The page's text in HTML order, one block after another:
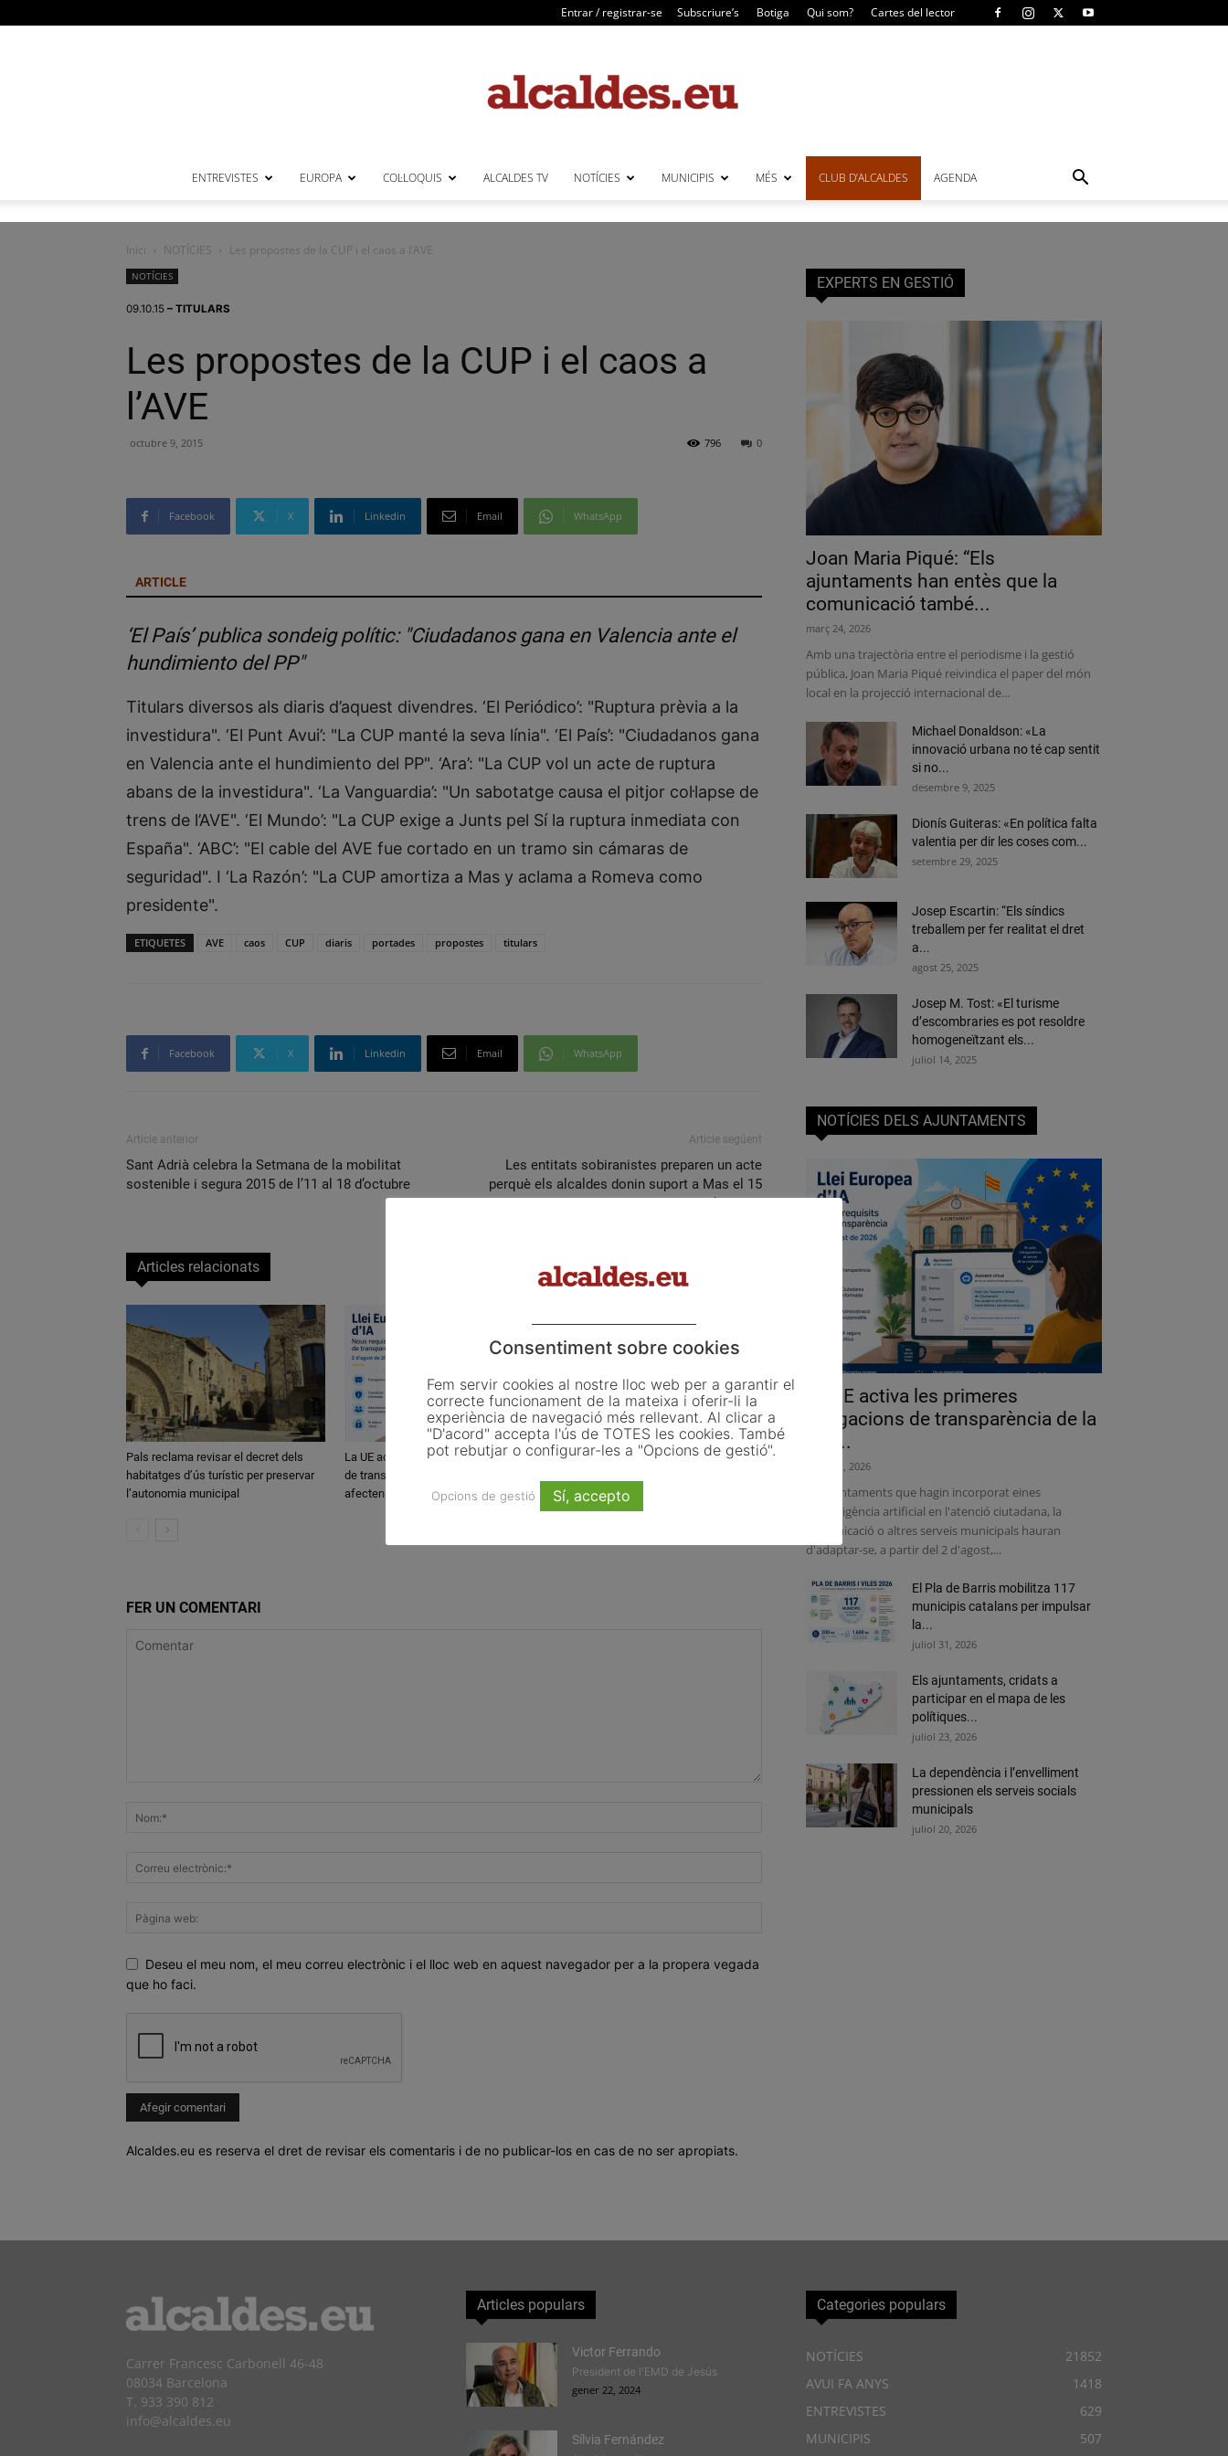
Entrar / registrar-se Subscriure’s Botiga Qui som? Cartes del lector
ENTREVISTES EUROPA COL·LOQUIS ALCALDES TV NOTÍCIES MUNICIPIS MÉS CLUB D’ALCALDES AGENDA
Inici NOTÍCIES Les propostes de la CUP i el caos a l’AVE
NOTÍCIES
09.10.15 – TITULARS
Les propostes de la CUP i el caos a
l’AVE
octubre 9, 2015 0
796
Facebook X Linkedin Email WhatsApp
ARTICLE
‘El País’ publica sondeig polític: "Ciudadanos gana en Valencia ante el
hundimiento del PP"
Titulars diversos als diaris d’aquest divendres. ‘El Periódico’: "Ruptura prèvia a la
investidura". ‘El Punt Avui’: "La CUP manté la seva línia". ‘El País’: "Ciudadanos gana
en Valencia ante el hundimiento del PP". ‘Ara’: "La CUP vol un acte de ruptura
abans de la investidura". ‘La Vanguardia’: "Un sabotatge causa el pitjor col·lapse de
trens de l’AVE". ‘El Mundo’: "La CUP exige a Junts pel Sí la ruptura inmediata con
España". ‘ABC’: "El cable del AVE fue cortado en un tramo sin cámaras de
seguridad". I ‘La Razón’: "La CUP amortiza a Mas y aclama a Romeva como
presidente".
ETIQUETES AVE caos CUP diaris portades propostes titulars
Facebook X Linkedin Email WhatsApp
Article anterior
Sant Adrià celebra la Setmana de la mobilitat
sostenible i segura 2015 de l’11 al 18 d’octubre
Article següent
Les entitats sobiranistes preparen un acte
perquè els alcaldes donin suport a Mas el 15
d’octubre
Articles relacionats
Pals reclama revisar el decret dels
habitatges d’ús turístic per preservar
l’autonomia municipal
La UE activa les primeres obligacions
de transparència de la Llei d’IA que
afecten els ajuntaments
El Pla de Barris mobilitza 117
regeneració urbana
FER UN COMENTARI
Deseu el meu nom, el meu correu electrònic i el lloc web en aquest navegador per a la propera vegada
que ho faci.
Alcaldes.eu es reserva el dret de revisar els comentaris i de no publicar-los en cas de no ser apropiats.
EXPERTS EN GESTIÓ
Joan Maria Piqué: “Els
ajuntaments han entès que la
comunicació també...
març 24, 2026
Amb una trajectòria entre el periodisme i la gestió
pública, Joan Maria Piqué reivindica el paper del món
local en la projecció internacional de...
Michael Donaldson: «La
innovació urbana no té cap sentit
si no...
desembre 9, 2025
Dionís Guiteras: «En política falta
valentia per dir les coses com...
setembre 29, 2025
Josep Escartin: “Els síndics
treballem per fer realitat el dret
a...
agost 25, 2025
Josep M. Tost: «El turisme
d’escombraries es pot resoldre
homogeneïtzant els...
juliol 14, 2025
NOTÍCIES DELS AJUNTAMENTS
La UE activa les primeres
obligacions de transparència de la
Llei...
juliol 31, 2026
Els ajuntaments que hagin incorporat eines
d'intel·ligència artificial en l'atenció ciutadana, la
comunicació o altres serveis municipals hauran
d'adaptar-se, a partir del 2 d'agost,...
El Pla de Barris mobilitza 117
municipis catalans per impulsar
la...
juliol 31, 2026
Els ajuntaments, cridats a
participar en el mapa de les
polítiques...
juliol 23, 2026
La dependència i l’envelliment
pressionen els serveis socials
municipals
juliol 20, 2026
Carrer Francesc Carbonell 46-48
08034 Barcelona
T. 933 390 812
info@alcaldes.eu
Articles populars
Victor Ferrando
President de l'EMD de Jesús
gener 22, 2024
Sílvia Fernández
Categories populars
NOTÍCIES
21852
AVUI FA ANYS
1418
ENTREVISTES
629
MUNICIPIS
507
Consentiment sobre cookies
Fem servir cookies al nostre lloc web per a garantir el
correcte funcionament de la mateixa i oferir-li la
experiència de navegació més rellevant. Al clicar a
"D'acord" accepta l'ús de TOTES les cookies. També
pot rebutjar o configurar-les a "Opcions de gestió".
Opcions de gestió Sí, accepto